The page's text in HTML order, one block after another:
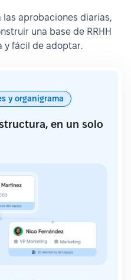
las aprobaciones diarias,
una base de RRHH
y fácil de adoptar.
y organigrama
en un solo